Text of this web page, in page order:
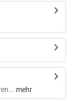
mehr